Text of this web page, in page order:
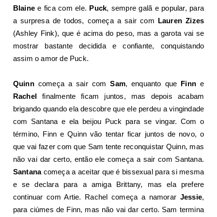
Blaine e fica com ele. Puck, sempre galã e popular, para
a surpresa de todos, começa a sair com Lauren Zizes
(Ashley Fink), que é acima do peso, mas a garota vai se
mostrar bastante decidida e confiante, conquistando
assim o amor de Puck.
Quinncomeça a sair comSam, enquanto que Finne
Rachel finalmente ficam juntos, mas depois acabam
brigando quando ela descobre que ele perdeu a vingindade
com Santana e ela beijou Puck para se vingar. Com o
término, Finn e Quinn vão tentar ficar juntos de novo, o
que vai fazer com que Sam tente reconquistar Quinn, mas
não vai dar certo, então ele começa a sair com Santana.
Santanacomeça a aceitar que é bissexual para si mesma
e se declara para a amiga Brittany, mas ela prefere
continuar com Artie. Rachel começa a namorar Jessie,
para ciúmes de Finn, mas não vai dar certo. Sam termina